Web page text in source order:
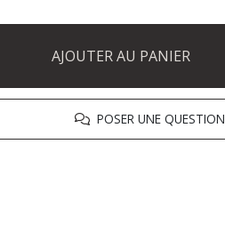
AJOUTER AU PANIER
POSER UNE QUESTION